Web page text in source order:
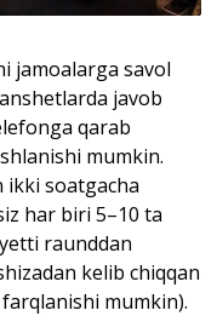
jamoalarga savol
javob
qarab
mumkin.
ikki soatgacha
har biri 5–10 ta
raunddan
kelib chiqqan
mumkin).